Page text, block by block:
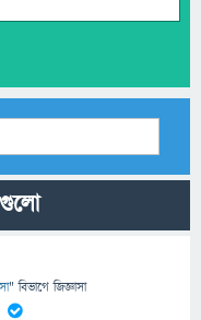
" বিভাগে জিজ্ঞাসা